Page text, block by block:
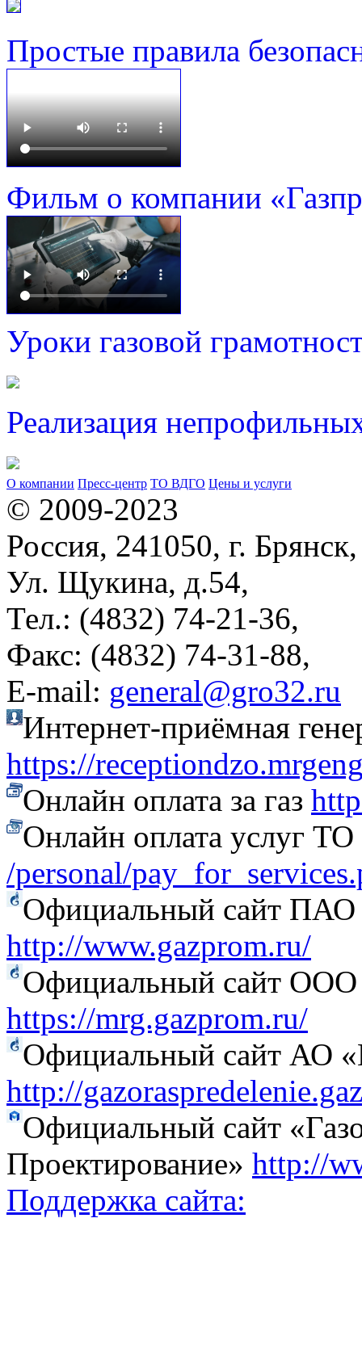
Простые правила
Фильм о компании
Уроки газовой
Реализация
О компании Пресс-центр ТО ВДГО Цены и услуги
© 2009-2023
Россия, 241050, г. Брянск,
Ул. Щукина, д.54,
Тел.: (4832) 74-21-36,
Факс: (4832) 74-31-88,
Е-mail: general@gro32.ru
Интернет-приёмная
https://
Онлайн оплата за газ
Онлайн оплата услуг
/personal/
Официальный сайт ПАО
http://www.gazprom.ru/
Официальный сайт ООО
https://mrg.gazprom.ru/
Официальный сайт АО
http://
Официальный сайт
Проектирование» http://
Поддержка сайта: